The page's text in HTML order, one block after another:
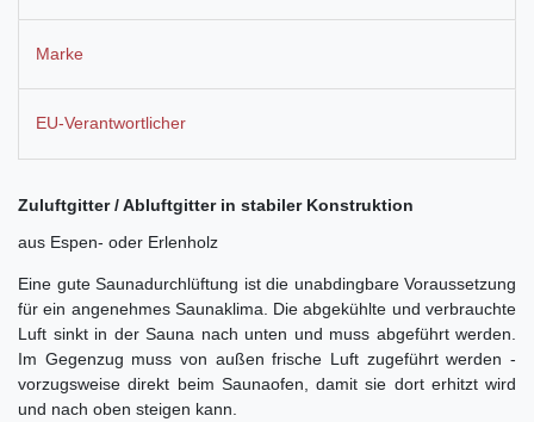
Marke
EU-Verantwortlicher
Zuluftgitter / Abluftgitter in stabiler Konstruktion
aus Espen- oder Erlenholz
Eine gute Saunadurchlüftung ist die unabdingbare Voraussetzung
für ein angenehmes Saunaklima. Die abgekühlte und verbrauchte
Luft sinkt in der Sauna nach unten und muss abgeführt werden.
Im Gegenzug muss von außen frische Luft zugeführt werden -
vorzugsweise direkt beim Saunaofen, damit sie dort erhitzt wird
und nach oben steigen kann.